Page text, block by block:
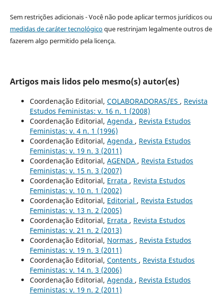
Sem restrições adicionais - Você não pode aplicar termos jurídicos ou
medidas de caráter tecnológicoque restrinjam legalmente outros de
fazerem algo permitido pela licença.
Artigos mais lidos pelo mesmo(s) autor(es)
Coordenação Editorial, COLABORADORAS/ES , Revista
Estudos Feministas: v. 16 n. 1 (2008)
Coordenação Editorial, Agenda , Revista Estudos
Feministas: v. 4 n. 1 (1996)
Coordenação Editorial, Agenda , Revista Estudos
Feministas: v. 19 n. 3 (2011)
Coordenação Editorial, AGENDA , Revista Estudos
Feministas: v. 15 n. 3 (2007)
Coordenação Editorial, Errata , Revista Estudos
Feministas: v. 10 n. 1 (2002)
Coordenação Editorial, Editorial , Revista Estudos
Feministas: v. 13 n. 2 (2005)
Coordenação Editorial, Errata , Revista Estudos
Feministas: v. 21 n. 2 (2013)
Coordenação Editorial, Normas , Revista Estudos
Feministas: v. 19 n. 3 (2011)
Coordenação Editorial, Contents , Revista Estudos
Feministas: v. 14 n. 3 (2006)
Coordenação Editorial, Agenda , Revista Estudos
Feministas: v. 19 n. 2 (2011)